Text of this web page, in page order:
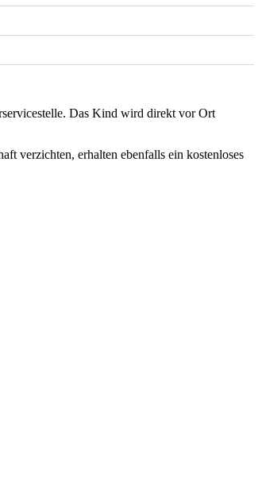
Das Kind wird direkt vor Ort
verzichten, erhalten ebenfalls ein kostenloses